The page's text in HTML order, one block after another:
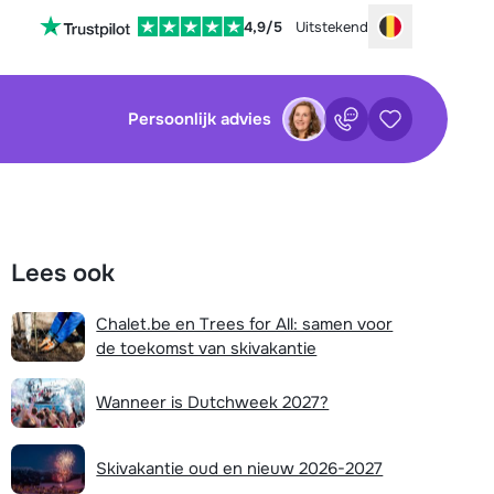
4,9/5 Uitstekend Choose your
Persoonlijk advies Contact
is op dit moment helaas
Vul het contactformulier in
Mail naar info@chalet.be
Stuur een WhatsApp-bericht
Bewaarde
zoekopdrachten
Nog geen bewaarde zoekopdrachten
Lees ook
Chalet.be en Trees for All: samen voor
de toekomst van skivakantie
Wanneer is Dutchweek 2027?
Skivakantie oud en nieuw 2026-2027